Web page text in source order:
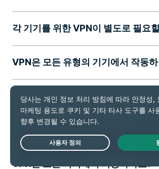
각 기기를 위한 VPN이 별도로 필요
VPN은 모든 유형의 기기에서 작동
VPN 구독을 공유할 수 있나요?
VPN은 모든 기기에서 작동하나요?